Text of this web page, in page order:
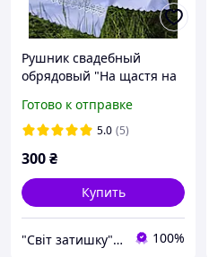
Рушник свадебный
обрядовый "На щастя на
Готово к отправке
5.0 (5)
300₴
Купить
"Світ затишку" интернет-магазин текстиля и швейной фурнитуры 100%